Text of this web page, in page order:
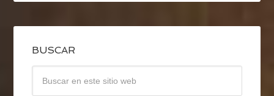
BUSCAR